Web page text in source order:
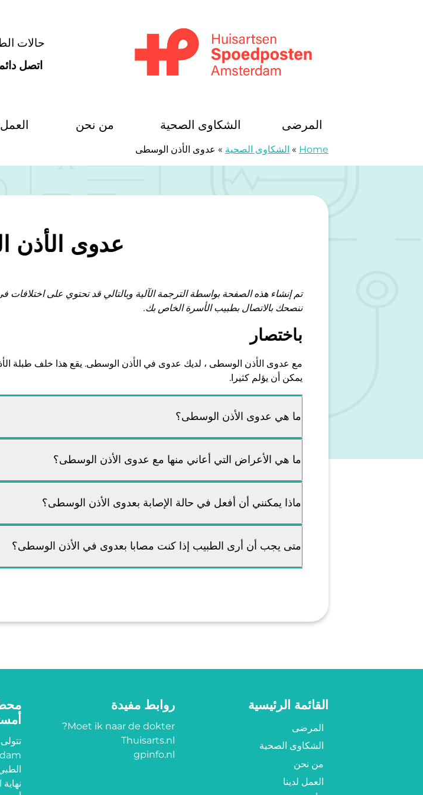
حالات
اتصل
المرضى الشكاوى الصحية من نحن العمل
Home
» الشكاوى الصحية » عدوى الأذن الوسطى
عدوى الأذن
تم إنشاء هذه الصفحة بواسطة الترجمة الآلية وبالتالي قد تحتوي على
ننصحك بالاتصال بطبيب الأسرة الخاص بك.
باختصار
مع عدوى الأذن الوسطى ، لديك عدوى في الأذن الوسطى. يقع هذا خلف طبلة
يمكن أن يؤلم كثيرا.
ما هي عدوى الأذن الوسطى؟
ما هي الأعراض التي أعاني منها مع عدوى الأذن الوسطى؟
ماذا يمكنني أن أفعل في حالة الإصابة بعدوى الأذن الوسطى؟
متى يجب أن أرى الطبيب إذا كنت مصابا بعدوى في الأذن الوسطى؟
القائمة الرئيسية
المرضى
الشكاوى الصحية
من نحن
العمل لدينا
روابط مفيدة
Moet ik naar de dokter?
Thuisarts.nl
gpinfo.nl